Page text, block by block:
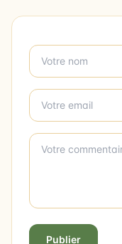
Publier